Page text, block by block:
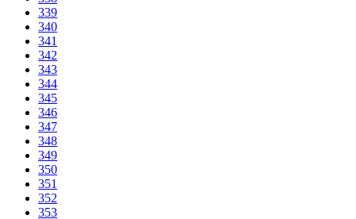
339
340
341
342
343
344
345
346
347
348
349
350
351
352
353